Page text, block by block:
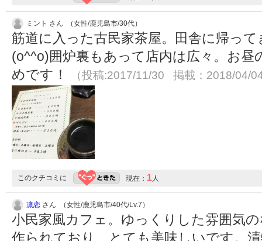
ミント さん （女性/鹿児島市/30代）
筋道に入った古民家茶屋。田舎に帰っ
(o^^o)囲炉裏もあって店内は広々。お
めです！
（投稿:2017/11/30 掲載：2018/04/
このクチコミに 現在： 1人
凛恋 さん （女性/鹿児島市/40代/Lv.7）
小民家風カフェ。ゆっくりした雰囲気
作られており、とても美味しいです。